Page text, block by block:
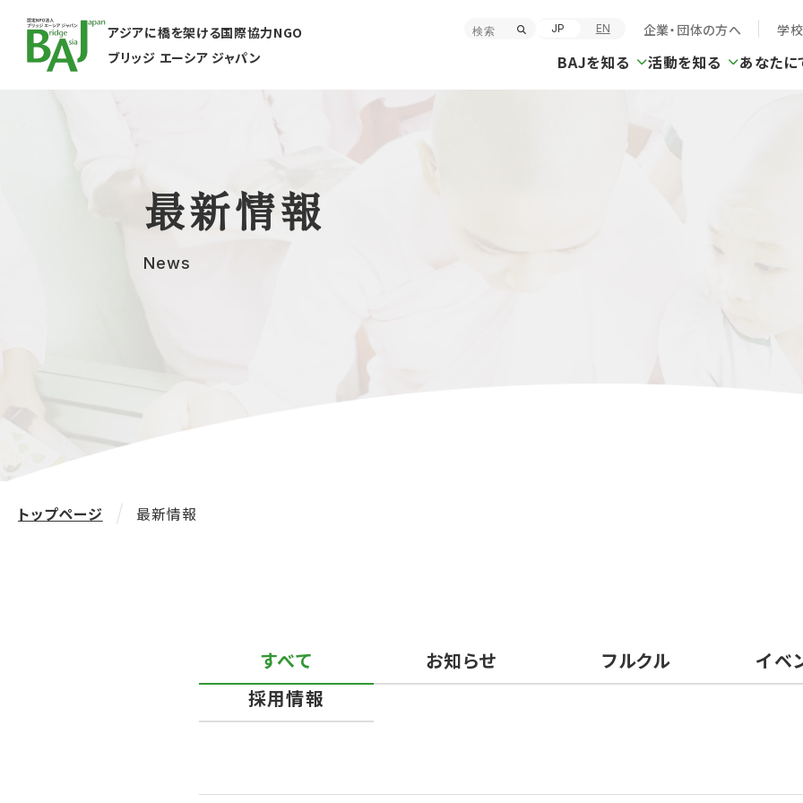
アジアに橋を架ける国際協力NGO
ブリッジ エーシア ジャパン
JP EN 企業・団体の方へ 学
BAJを知る 活動を知る あなたに
最新情報
News
トップページ 最新情報
すべて お知らせ フルクル
イベ
採用情報